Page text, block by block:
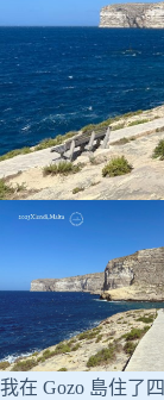
我在 Gozo 島住了